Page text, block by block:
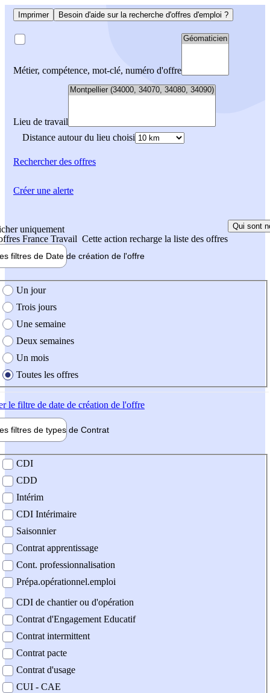
Imprimer Besoin d'aide sur la recherche d'offres d'emploi ?
Métier, compétence, mot-clé, numéro d'offre
Lieu de travail
Distance autour du lieu choisi
Rechercherdes offres
uniquement
France Travail Cette action recharge la liste des offres
Qui sont
filtres de Date de création de l'offre
création de l'offre
Un jour
Trois jours
Une semaine
Deux semaines
Un mois
Toutes les offres
le filtre de date de création de l'offre
filtres de types de Contrat
contrat
CDI
CDD
Intérim
CDI Intérimaire
Saisonnier
Contrat apprentissage
Cont. professionnalisation
Prépa.opérationnel.emploi
CDI de chantier ou d'opération
Contrat d'Engagement Educatif
Contrat intermittent
Contrat pacte
Contrat d'usage
CUI - CAE
Créer une alerte